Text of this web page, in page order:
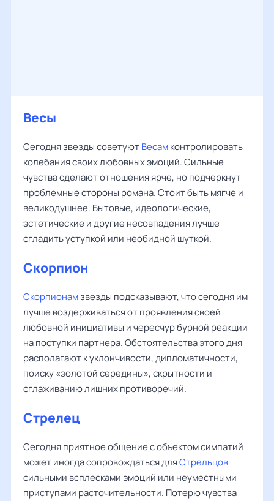
Весы
Сегодня звезды советуютВесамконтролировать
колебания своих любовных эмоций. Сильные
чувства сделают отношения ярче, но подчеркнут
проблемные стороны романа. Стоит быть мягче и
великодушнее. Бытовые, идеологические,
эстетические и другие несовпадения лучше
сгладить уступкой или необидной шуткой.
Скорпион
Скорпионамзвезды подсказывают, что сегодня им
лучше воздерживаться от проявления своей
любовной инициативы и чересчур бурной реакции
на поступки партнера. Обстоятельства этого дня
располагают к уклончивости, дипломатичности,
поиску «золотой середины», скрытности и
сглаживанию лишних противоречий.
Стрелец
Сегодня приятное общение с объектом симпатий
может иногда сопровождаться дляСтрельцов
сильными всплесками эмоций или неуместными
приступами расточительности. Потерю чувства